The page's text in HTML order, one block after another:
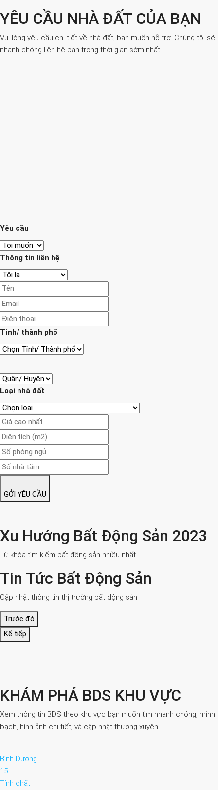
YÊU CẦU NHÀ ĐẤT CỦA BẠN
Vui lòng yêu cầu chi tiết về nhà đất, bạn muốn hỗ trợ. Chúng tôi sẽ
nhanh chóng liên hệ bạn trong thời gian sớm nhất.
Yêu cầu
Thông tin liên hệ
Tỉnh/ thành phố
Loại nhà đất
GỞI YÊU CẦU
Xu Hướng Bất Động Sản 2023
Từ khóa tìm kiếm bất động sản nhiều nhất
Tin Tức Bất Động Sản
Cập nhật thông tin thị trường bất động sản
Trước đó
Kế tiếp
KHÁM PHÁ BDS KHU VỰC
Xem thông tin BDS theo khu vực bạn muốn tìm nhanh chóng, minh
bạch, hình ảnh chi tiết, và cập nhật thường xuyên.
Bình Dương
15
Tính chất